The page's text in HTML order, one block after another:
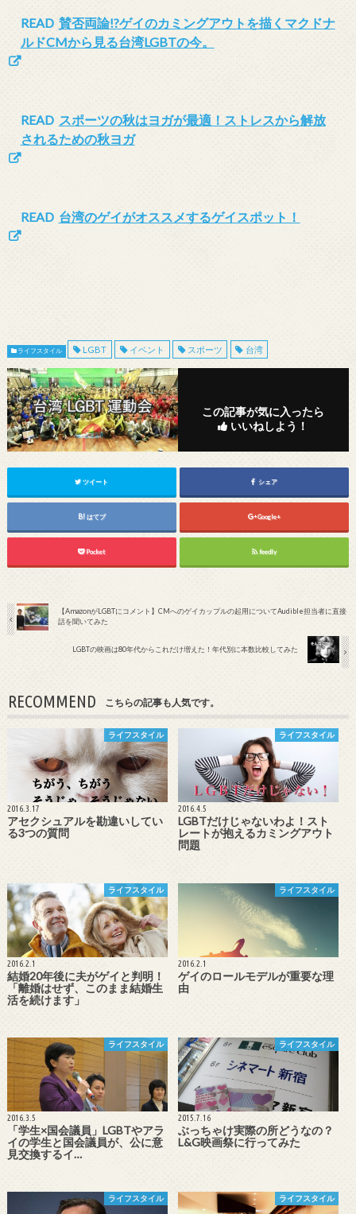
READ 賛否両論!?ゲイのカミングアウトを描くマクドナ
ルドCMから見る台湾LGBTの今。
READ スポーツの秋はヨガが最適！ストレスから解放
されるための秋ヨガ
READ 台湾のゲイがオススメするゲイスポット！
ライフスタイル LGBT イベント スポーツ 台湾
この記事が気に入ったら
いいねしよう！
ツイート シェア
はてブ Google+
Pocket feedly
【AmazonがLGBTにコメント】CMへのゲイカップルの起用についてAudible担当者に直接
話を聞いてみた
LGBTの映画は80年代からこれだけ増えた！年代別に本数比較してみた
RECOMMEND こちらの記事も人気です。
ライフスタイル
2016.3.17
アセクシュアルを勘違いしてい
る3つの質問
ライフスタイル
2016.4.5
LGBTだけじゃないわよ！スト
レートが抱えるカミングアウト
問題
ライフスタイル
2016.2.1
結婚20年後に夫がゲイと判明！
「離婚はせず、このまま結婚生
活を続けます」
ライフスタイル
2016.2.1
ゲイのロールモデルが重要な理
由
ライフスタイル
2016.3.5
「学生×国会議員」LGBTやアラ
イの学生と国会議員が、公に意
見交換するイ…
ライフスタイル
2015.7.16
ぶっちゃけ実際の所どうなの？
L&G映画祭に行ってみた
ライフスタイル ライフスタイル